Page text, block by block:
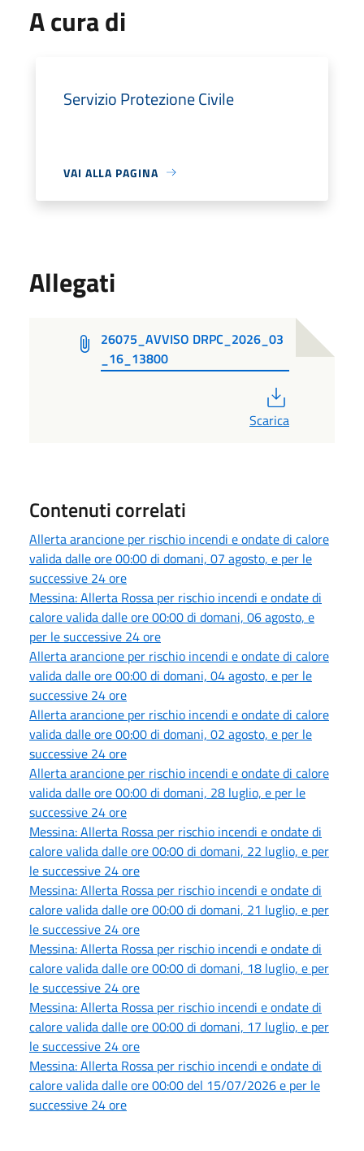
A cura di
Servizio Protezione Civile
VAI ALLA PAGINA
Allegati
26075_AVVISO DRPC_2026_03
_16_13800
Scarica
Contenuti correlati
Allerta arancione per rischio incendi e ondate di calore
valida dalle ore 00:00 di domani, 07 agosto, e per le
successive 24 ore
Messina: Allerta Rossa per rischio incendi e ondate di
calore valida dalle ore 00:00 di domani, 06 agosto, e
per le successive 24 ore
Allerta arancione per rischio incendi e ondate di calore
valida dalle ore 00:00 di domani, 04 agosto, e per le
successive 24 ore
Allerta arancione per rischio incendi e ondate di calore
valida dalle ore 00:00 di domani, 02 agosto, e per le
successive 24 ore
Allerta arancione per rischio incendi e ondate di calore
valida dalle ore 00:00 di domani, 28 luglio, e per le
successive 24 ore
Messina: Allerta Rossa per rischio incendi e ondate di
calore valida dalle ore 00:00 di domani, 22 luglio, e per
le successive 24 ore
Messina: Allerta Rossa per rischio incendi e ondate di
calore valida dalle ore 00:00 di domani, 21 luglio, e per
le successive 24 ore
Messina: Allerta Rossa per rischio incendi e ondate di
calore valida dalle ore 00:00 di domani, 18 luglio, e per
le successive 24 ore
Messina: Allerta Rossa per rischio incendi e ondate di
calore valida dalle ore 00:00 di domani, 17 luglio, e per
le successive 24 ore
Messina: Allerta Rossa per rischio incendi e ondate di
calore valida dalle ore 00:00 del 15/07/2026 e per le
successive 24 ore